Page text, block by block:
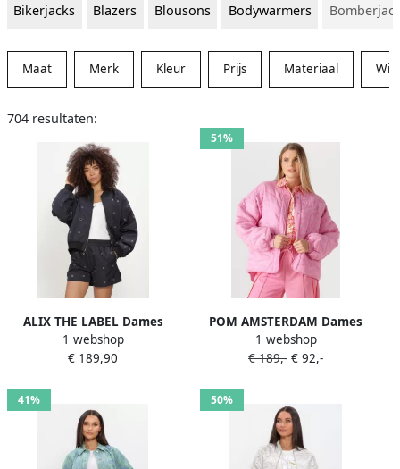
assortiment, is er altijd een bomberjack dat perfect bij je past.
Bikerjacks Blazers Blousons Bodywarmers
Maat Merk Kleur Prijs Materiaal
704 resultaten:
ALIX THE LABEL Dames
Jassen Ladies Woven Eyelet
Bomber Zwart
1 webshop
€ 189,90
51%
POM AMSTERDAM Dames
Jassen Jacket Quilted
Cheering Pink Roze
1 webshop
€ 189,- € 92,-
41% 50%